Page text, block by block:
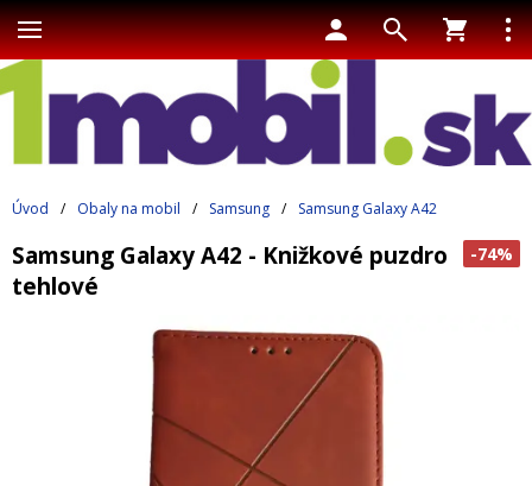
Úvod / Obaly na mobil / Samsung / Samsung Galaxy A42
-74%
Samsung Galaxy A42 - Knižkové puzdro
tehlové